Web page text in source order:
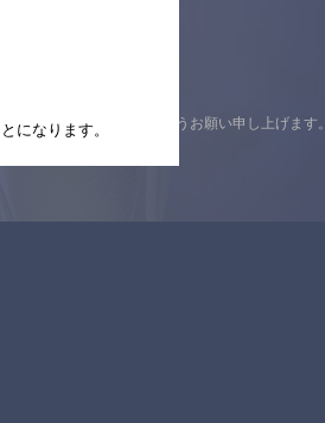
上ご来店くださいますようお願い申し上げます。
になります。